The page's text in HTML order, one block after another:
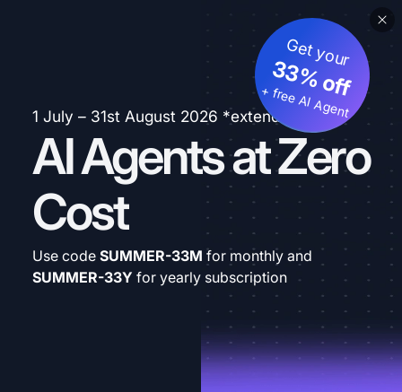
1 July – 31st August 2026 *extended
AI Agents at Zero
Cost
Get your
33% off
+ free AI Agent
Use code SUMMER-33M for monthly and
SUMMER-33Y for yearly subscription